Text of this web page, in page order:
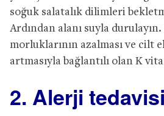
soğuk salatalık dilimleri
Ardından alanı suyla durulayın.
morluklarının azalması ve cilt
artmasıyla bağlantılı olan K
2. Alerji tedavisi